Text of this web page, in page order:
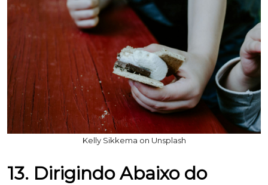
Kelly Sikkema on Unsplash
13. Dirigindo Abaixo do